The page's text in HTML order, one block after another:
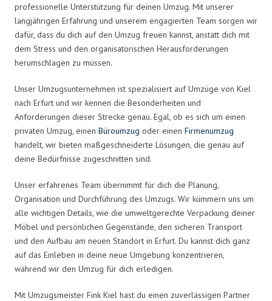
professionelle Unterstützung für deinen Umzug. Mit unserer
langjährigen Erfahrung und unserem engagierten Team sorgen wir
dafür, dass du dich auf den Umzug freuen kannst, anstatt dich mit
dem Stress und den organisatorischen Herausforderungen
herumschlagen zu müssen.
Unser Umzugsunternehmen ist spezialisiert auf Umzüge von Kiel
nach Erfurt und wir kennen die Besonderheiten und
Anforderungen dieser Strecke genau. Egal, ob es sich um einen
privaten Umzug, einen Büroumzug oder einen Firmenumzug
handelt, wir bieten maßgeschneiderte Lösungen, die genau auf
deine Bedürfnisse zugeschnitten sind.
Unser erfahrenes Team übernimmt für dich die Planung,
Organisation und Durchführung des Umzugs. Wir kümmern uns um
alle wichtigen Details, wie die umweltgerechte Verpackung deiner
Möbel und persönlichen Gegenstände, den sicheren Transport
und den Aufbau am neuen Standort in Erfurt. Du kannst dich ganz
auf das Einleben in deine neue Umgebung konzentrieren,
während wir den Umzug für dich erledigen.
Mit Umzugsmeister Fink Kiel hast du einen zuverlässigen Partner